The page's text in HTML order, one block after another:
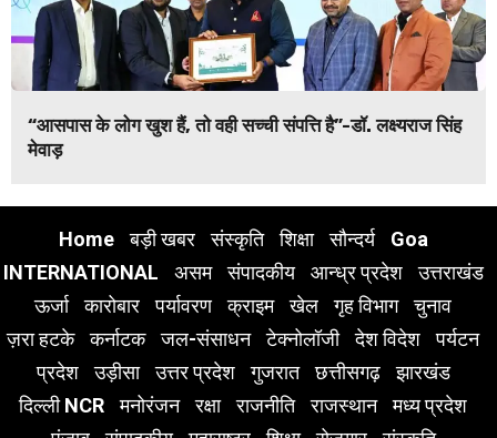
“आसपास के लोग खुश हैं, तो वही सच्ची संपत्ति है”-डॉ. लक्ष्यराज सिंह
मेवाड़
Home बड़ी खबर संस्कृति शिक्षा सौन्दर्य
Goa
INTERNATIONAL
असम संपादकीय आन्ध्र प्रदेश
उत्तराखंड
ऊर्जा
कारोबार पर्यावरण क्राइम खेल गृह विभाग
चुनाव
ज़रा हटके
कर्नाटक जल-संसाधन टेक्नोलॉजी देश विदेश
पर्यटन
प्रदेश
उड़ीसा उत्तर प्रदेश गुजरात छत्तीसगढ़
झारखंड
दिल्ली NCR
मनोरंजन रक्षा राजनीति राजस्थान
मध्य प्रदेश